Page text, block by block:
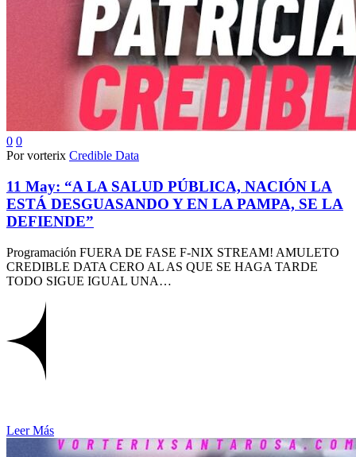
0 0
Por vorterix Credible Data
11 May: “A LA SALUD PÚBLICA, NACIÓN LA
ESTÁ DESGUASANDO Y EN LA PAMPA, SE LA
DEFIENDE”
Programación FUERA DE FASE F-NIX STREAM! AMULETO
CREDIBLE DATA CERO AL AS QUE SE HAGA TARDE
TODO SIGUE IGUAL UNA…
Leer Más